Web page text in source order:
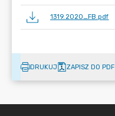
1319.2020_FB.pdf
DRUKUJ ZAPISZ DO PDF